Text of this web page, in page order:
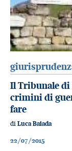
Il Tribunale
crimini di
fare
di Luca Baiada
22/07/2015